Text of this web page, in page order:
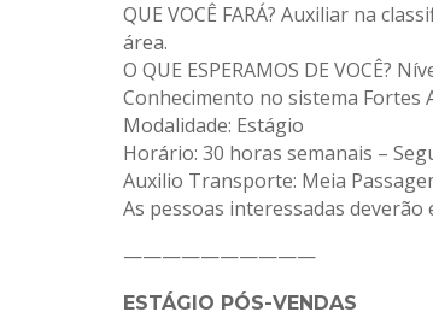
QUE VOCÊ FARÁ? Auxiliar na
área.
O QUE ESPERAMOS DE VOCÊ?
Conhecimento no sistema Fortes
Modalidade: Estágio
Horário: 30 horas semanais –
Auxilio Transporte: Meia
As pessoas interessadas
——————————
ESTÁGIO PÓS-VENDAS